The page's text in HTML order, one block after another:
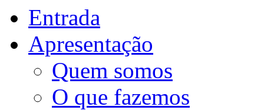
Entrada
Apresentação
Quem somos
O que fazemos